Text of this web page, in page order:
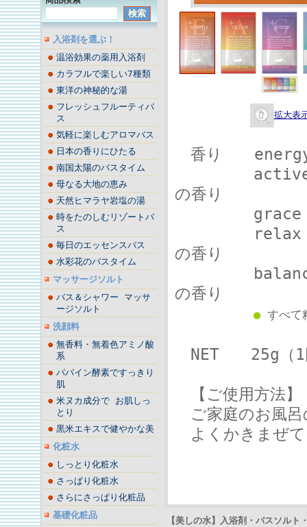
入浴剤を選ぶ！
温浴効果の薬用入浴剤
カラフルで楽しい7種類
東洋の神秘的な湯
フレッシュフルーティバ
ス
気軽に楽しむアロマバス
日本の香りにひたる
南国太陽のバスタイム
母なる大地の恵み
天然ヒマラヤ岩塩の湯
時をたのしむリゾートバ
ス
毎日のエッセンスバス
水彩花のバスタイム
マッサージソルト
バス＆シャワー マッサ
ージソルト
洗顔料
無香料・無着色アミノ酸
系
パパイン酵素ですっきり
肌
米ヌカ成分で お肌しっ
とり
黒米エキスで健やかな美
化粧水
しっとり化粧水
さっぱり化粧水
さらにさっぱり化粧品
基礎化粧品
拡大表
香り energy〈
active〈アク
の香り
grace〈グレ
relax〈リラ
の香り
balance〈バ
の香り
●すべて
NET 25g（1回
【ご使用方法】
ご家庭のお風呂
よくかきまぜて
【美しの水】 入浴剤・バスソルト